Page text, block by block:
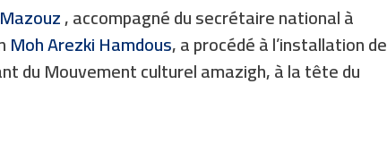
, accompagné du secrétaire national à
Moh Arezki Hamdous, a procédé à l’installation de
du Mouvement culturel amazigh, à la tête du